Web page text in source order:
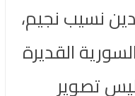
نسيب نجيم،
القديرة
تصوير